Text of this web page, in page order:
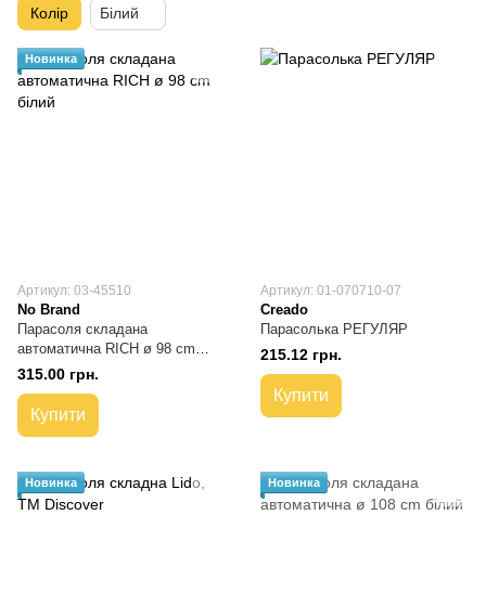
Колір Білий
Новинка
Артикул: 03-45510
No Brand
Парасоля складана
автоматична RICH ø 98 cm
білий
315.00 грн.
Купити
Артикул: 01-070710-07
Creado
Парасолька РЕГУЛЯР
215.12 грн.
Купити
Новинка Новинка